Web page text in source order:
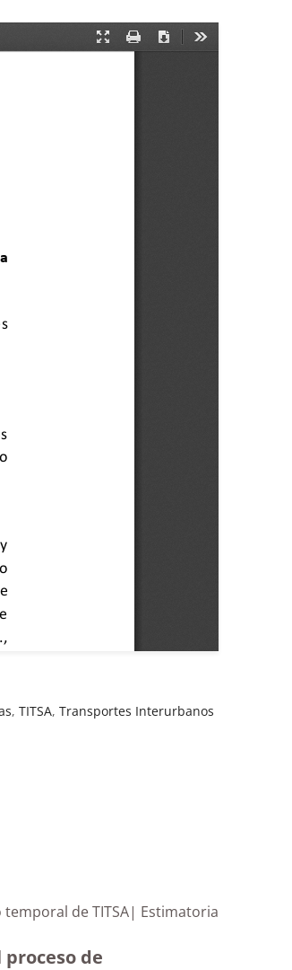
,TITSA,Transportes Interurbanos
de TITSA| Estimatoria
de